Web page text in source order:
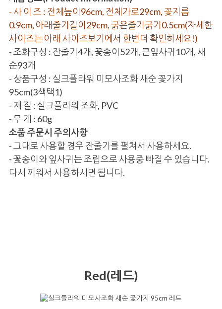
- 사 이 즈 : 전체높이96cm, 전체가로29cm, 꽃지름
0.9cm, 아래줄기길이29cm, 굵은줄기굵기0.5cm(자세한
사이즈는 아래 사이즈보기에서 한번더 확인하세요!)
- 조화구성 : 잔줄기4개, 꽃송이52개, 큰잎사귀10개, 새
순93개
- 상품구성 : 실크플라워 미모사조화 새순 꽃가지
95cm(3색택1)
- 재 질 : 실크플라워 조화, PVC
- 무 게 : 60g
소품 주문시 주의사항
- 그대로 사용할 경우 잔줄기를 펼쳐서 사용하세요.
- 꽃송이와 잎사귀는 조립으로 사용중 빠질 수 있습니다.
다시 끼워서 사용하시면 됩니다.
Red(레드)